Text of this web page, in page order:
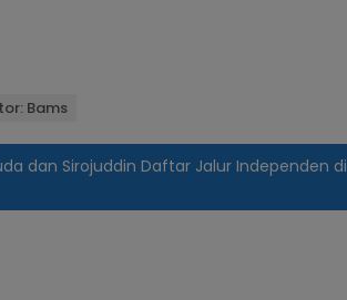
Bams
dan Sirojuddin Daftar Jalur Independen di